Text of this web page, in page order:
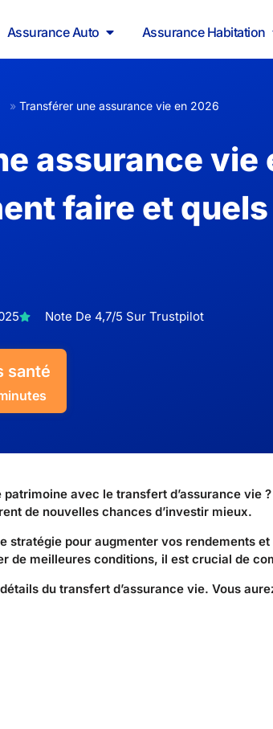
Assurance Auto Assurance Habitation
» Transférer une assurance vie en 2026
assurance vie
faire et quels
Note De 4,7/5 Sur Trustpilot
santé
avec le transfert d’assurance vie
de nouvelles chances d’investir mieux.
stratégie pour augmenter vos rendements
de meilleures conditions, il est crucial de
du transfert d’assurance vie. Vous